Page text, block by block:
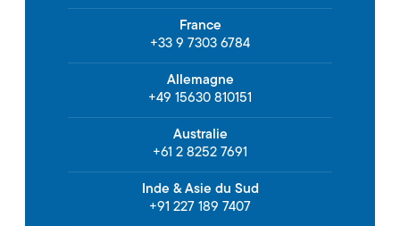
France
+33 9 7303 6784
Allemagne
+49 15630 810151
Australie
+61 2 8252 7691
Inde & Asie du Sud
+91 227 189 7407